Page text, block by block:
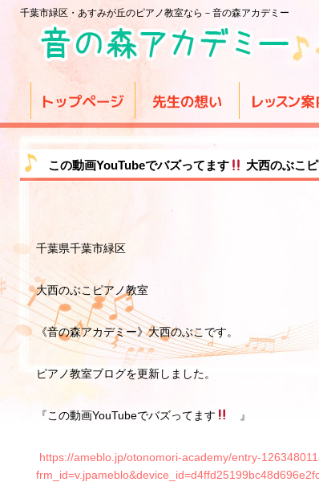
千葉市緑区・あすみが丘のピアノ教室なら－音の森アカデミー
この動画YouTubeでバズってます 大西のぶこ
千葉県千葉市緑区
大西のぶこピアノ教室
《音の森アカデミー》大西のぶこです。
ピアノ教室ブログを更新しました。
『この動画YouTubeでバズってます 』
https://ameblo.jp/otonomori-academy/entry-